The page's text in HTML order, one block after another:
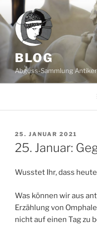
Zum
Inhalt
springen
BLOG
Abguss-Sammlung
VERÖFFENTLICHT
AM
25. JANUAR 2021
25. Januar:
Wusstet Ihr, dass
Was können wir aus
Erzählung von
nicht auf einen Tag zu